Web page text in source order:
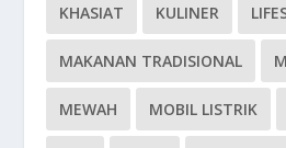
KHASIAT KULINER
MAKANAN TRADISIONAL
MEWAH MOBIL LISTRIK